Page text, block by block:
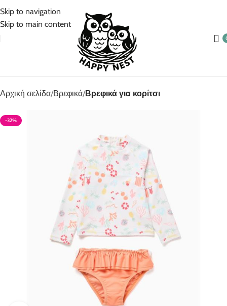
Skip to navigation
Skip to main content
Αρχική σελίδα Βρεφικά Βρεφικά για κορίτσι
-32%
5% Επιπλέον έκπτωση για πληρωμές με κάρτα!